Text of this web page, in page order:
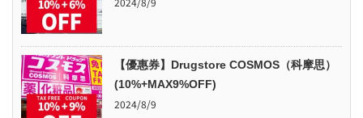
【優惠券】Drugstore COSMOS（科摩思）
(10%+MAX9%OFF)
2024/8/9